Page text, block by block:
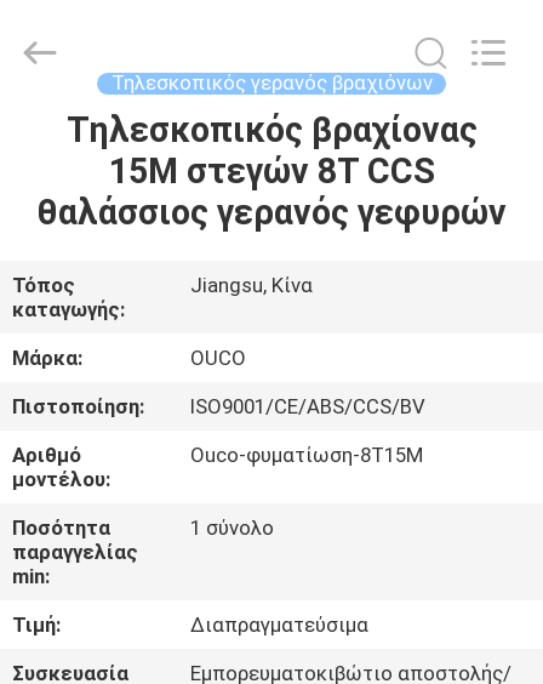
ΣΠΊΤΙ
ΠΡΟΪΌΝΤΑ
ΒΊΝΤΕΟ
ΕΜΦΆΝΙΣΗ
VR
ΣΧΕΤΙΚΆ
ΜΕ
ΕΜΆΣ
ΕΠΙΣΚΈΨΕΙΣ
GROUP
Τηλεσκοπικός γερανός βραχιόνων
Τηλεσκοπικός βραχίονας
15M στεγών 8T CCS
θαλάσσιος γερανός γεφυρών
Τόπος
καταγωγής:
Jiangsu, Κίνα
Μάρκα:
OUCO
Πιστοποίηση:
ISO9001/CE/ABS/CCS/BV
Αριθμό
μοντέλου:
Ouco-φυματίωση-8T15M
Ποσότητα
παραγγελίας
min:
1 σύνολο
Τιμή:
Διαπραγματεύσιμα
Συσκευασία
Εμπορευματοκιβώτιο αποστολής/